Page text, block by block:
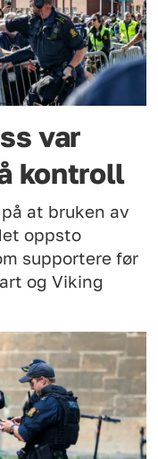
var
kontroll
at bruken av
oppsto
supportere før
og Viking